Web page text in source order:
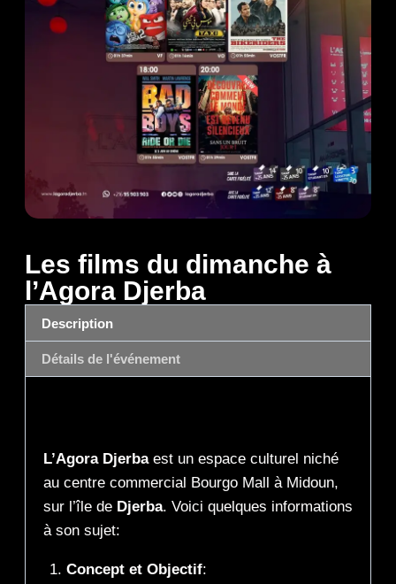
Les films du dimanche à
l’Agora Djerba
Description
Détails de l'événement
L’Agora Djerbaest un espace culturel niché
au centre commercial Bourgo Mall à Midoun,
sur l’île de Djerba. Voici quelques informations
à son sujet:
Concept et Objectif: